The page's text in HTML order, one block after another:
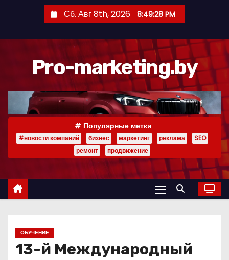
р
Сб. Авг 8th, 2026 8:49:29 PM
Pro-marketing.by
Популярные метки
#новости компаний бизнес маркетинг реклама
SEO
ремонт
продвижение
ОБУЧЕНИЕ
13-й Международный